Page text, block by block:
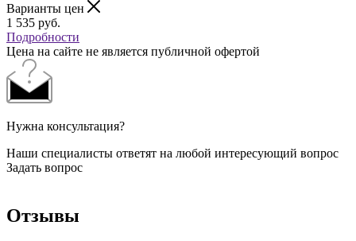
Варианты цен
1 535 руб.
Подробности
Цена на сайте не является публичной офертой
Нужна консультация?
Наши специалисты ответят на любой интересующий вопрос
Задать вопрос
Отзывы